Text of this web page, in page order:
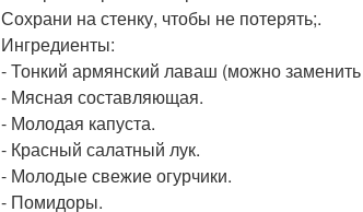
Сохрани на стенку, чтобы не потерять;.
Ингредиенты:
- Тонкий армянский лаваш (можно заменить
- Мясная составляющая.
- Молодая капуста.
- Красный салатный лук.
- Молодые свежие огурчики.
- Помидоры.